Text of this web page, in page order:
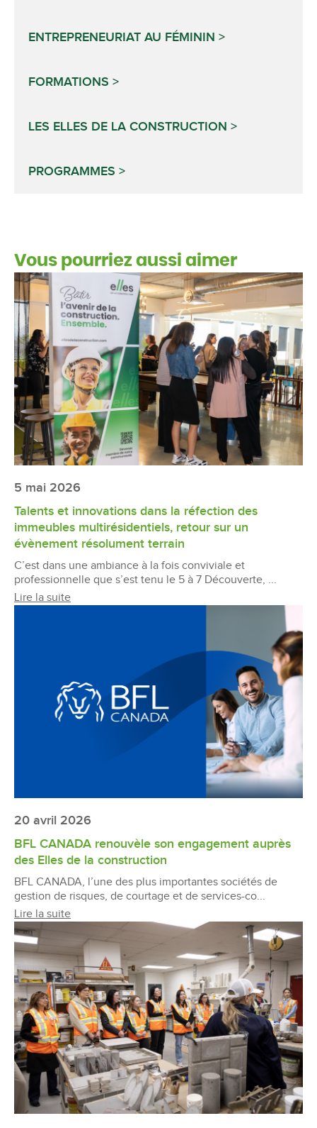
ENTREPRENEURIAT AU FÉMININ
FORMATIONS
LES ELLES DE LA CONSTRUCTION
PROGRAMMES
Vous pourriez aussi aimer
5 mai 2026
Talents et innovations dans la réfection des
immeubles multirésidentiels, retour sur un
évènement résolument terrain
C’est dans une ambiance à la fois conviviale et
professionnelle que s’est tenu le 5 à 7 Découverte, ...
Lire la suite
20 avril 2026
BFL CANADA renouvèle son engagement auprès
des Elles de la construction
BFL CANADA, l’une des plus importantes sociétés de
gestion de risques, de courtage et de services-co...
Lire la suite